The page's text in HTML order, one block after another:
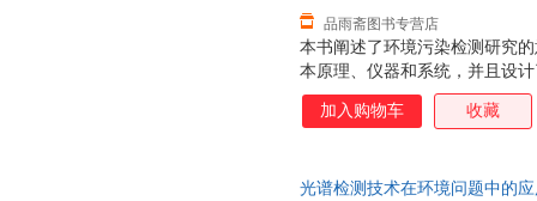
本书阐述了环境污染检测研究
本原理、仪器和系统，并且设
统。本书分为上、下两篇，上
的设计、基于可调谐激光的
备与参数的优化、基于LIBS技
品雨斋图书专营店
加入购物车 收藏
光谱检测技术在环境问题中的